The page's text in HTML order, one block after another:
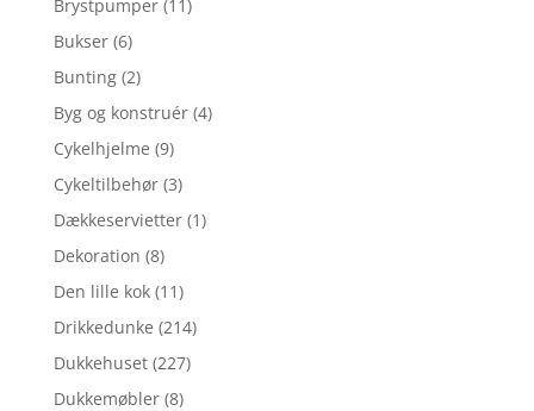
Brystpumper (11)
Bukser (6)
Bunting (2)
Byg og konstruér (4)
Cykelhjelme (9)
Cykeltilbehør (3)
Dækkeservietter (1)
Dekoration (8)
Den lille kok (11)
Drikkedunke (214)
Dukkehuset (227)
Dukkemøbler (8)